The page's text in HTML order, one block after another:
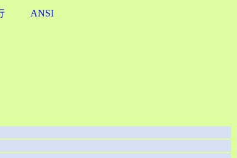
ANSI